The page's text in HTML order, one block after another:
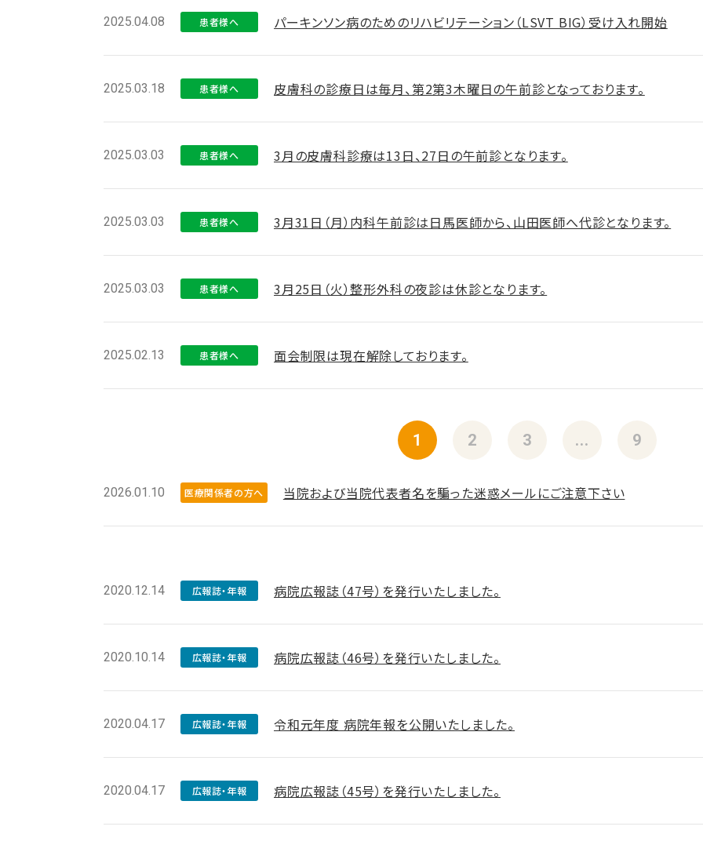
2025.04.08 患者様へ パーキンソン病のためのリハビリテーション（LSVT BIG）受け入れ開始
2025.03.18 患者様へ 皮膚科の診療日は毎月、第2第3木曜日の午前診となっております。
2025.03.03 患者様へ 3月の皮膚科診療は13日、27日の午前診となります。
2025.03.03 患者様へ 3月31日（月）内科午前診は日馬医師から、山田医師へ代診となります。
2025.03.03 患者様へ 3月25日（火）整形外科の夜診は休診となります。
2025.02.13 患者様へ 面会制限は現在解除しております。
1 2 3 ... 9
2026.01.10 医療関係者の方へ 当院および当院代表者名を騙った迷惑メールにご注意下さい
2020.12.14 広報誌・年報 病院広報誌（47号）を発行いたしました。
2020.10.14 広報誌・年報 病院広報誌（46号）を発行いたしました。
2020.04.17 広報誌・年報 令和元年度 病院年報を公開いたしました。
2020.04.17 広報誌・年報 病院広報誌（45号）を発行いたしました。